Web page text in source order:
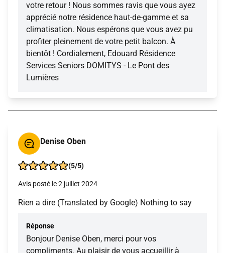
votre retour ! Nous sommes ravis que vous ayez
apprécié notre résidence haut-de-gamme et sa
climatisation. Nous espérons que vous avez pu
profiter pleinement de votre petit balcon. À
bientôt ! Cordialement, Edouard Résidence
Services Seniors DOMITYS - Le Pont des
Lumières
Denise Oben
(5/5)
Avis posté le 2 juillet 2024
Rien a dire (Translated by Google) Nothing to say
Réponse
Bonjour Denise Oben, merci pour vos
compliments. Au plaisir de vous accueillir à